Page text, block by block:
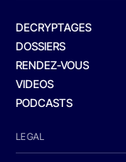
DECRYPTAGES
DOSSIERS
RENDEZ-VOUS
VIDEOS
PODCASTS
LEGAL